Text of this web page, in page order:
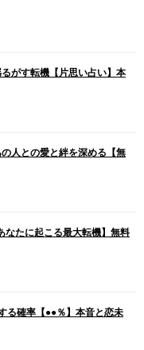
がす転機【片思い占い】本
人との愛と絆を深める【無
たに起こる最大転機】無料
る確率【●●％】本音と恋未